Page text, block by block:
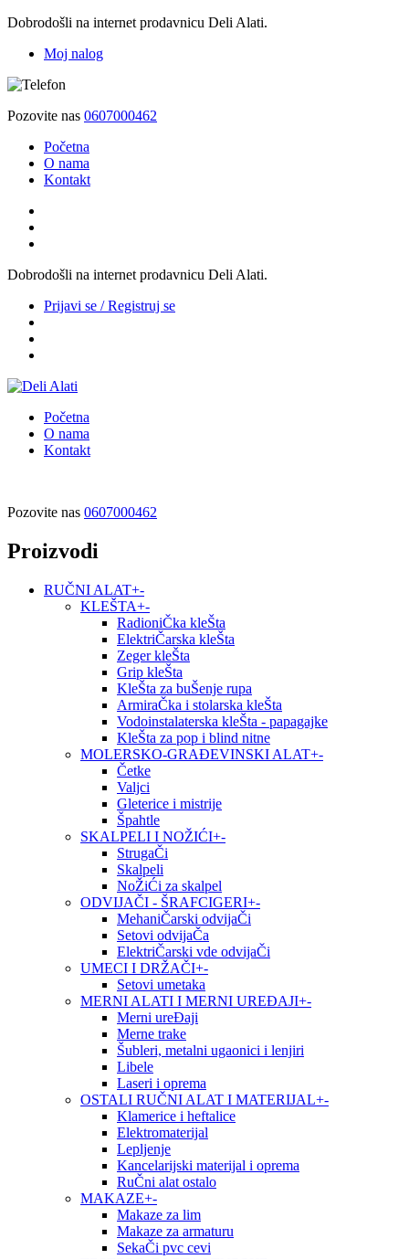
Dobrodošli na internet prodavnicu Deli Alati.
Moj nalog
Pozovite nas 0607000462
Početna
O nama
Kontakt
Dobrodošli na internet prodavnicu Deli Alati.
Prijavi se / Registruj se
Početna
O nama
Kontakt
Pozovite nas 0607000462
Proizvodi
RUČNI ALAT+-
KLEŠTA+-
RadioniČka kleŠta
ElektriČarska kleŠta
Zeger kleŠta
Grip kleŠta
KleŠta za buŠenje rupa
ArmiraČka i stolarska kleŠta
Vodoinstalaterska kleŠta - papagajke
KleŠta za pop i blind nitne
MOLERSKO-GRAĐEVINSKI ALAT+-
Četke
Valjci
Gleterice i mistrije
Špahtle
SKALPELI I NOŽIĆI+-
StrugaČi
Skalpeli
NoŽiĆi za skalpel
ODVIJAČI - ŠRAFCIGERI+-
MehaniČarski odvijaČi
Setovi odvijaČa
ElektriČarski vde odvijaČi
UMECI I DRŽAČI+-
Setovi umetaka
MERNI ALATI I MERNI UREĐAJI+-
Merni ureĐaji
Merne trake
Šubleri, metalni ugaonici i lenjiri
Libele
Laseri i oprema
OSTALI RUČNI ALAT I MATERIJAL+-
Klamerice i heftalice
Elektromaterijal
Lepljenje
Kancelarijski materijal i oprema
RuČni alat ostalo
MAKAZE+-
Makaze za lim
Makaze za armaturu
SekaČi pvc cevi